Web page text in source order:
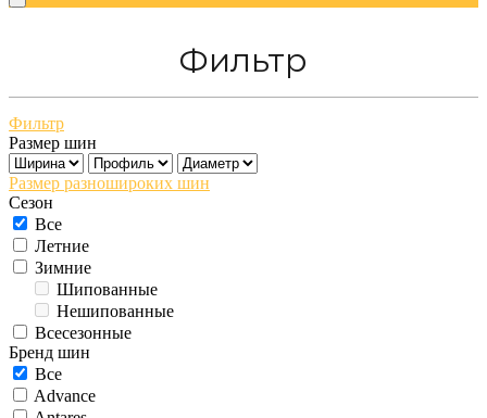
Фильтр
Фильтр
Размер шин
Размер разношироких шин
Сезон
Все
Летние
Зимние
Шипованные
Нешипованные
Всесезонные
Бренд шин
Все
Advance